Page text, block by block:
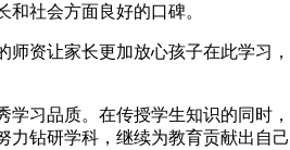
社会方面良好的口碑。
资让家长更加放心孩子在此学习
习品质。在传授学生知识的同时
钻研学科，继续为教育贡献出自己